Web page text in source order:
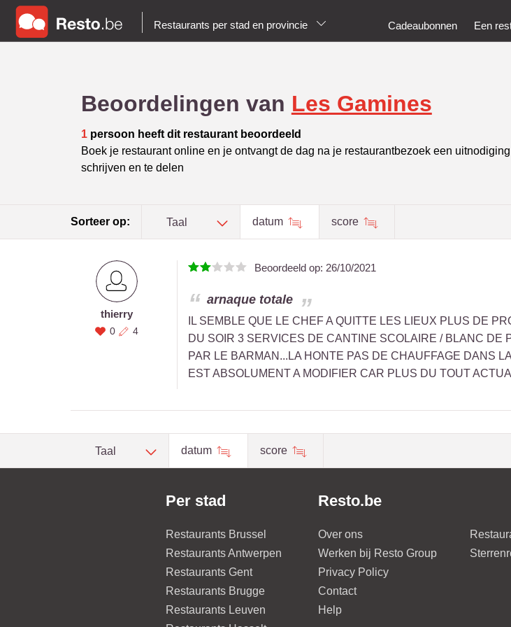
Restaurants per stad en provincie Cadeaubonnen Een
Beoordelingen van Les Gamines
1persoon heeft dit restaurant beoordeeld
Boek je restaurant online en je ontvangt de dag na je restaurantbezoek een
schrijven en te delen
Sorteer op: Taal datum score
thierry
0 4
Beoordeeld op: 26/10/2021
arnaque totale
IL SEMBLE QUE LE CHEF A QUITTE LES LIEUX PLUS DE
DU SOIR 3 SERVICES DE CANTINE SCOLAIRE / BLANC
PAR LE BARMAN...LA HONTE PAS DE CHAUFFAGE DANS
EST ABSOLUMENT A MODIFIER CAR PLUS DU TOUT
Taal datum score
Per stad
Restaurants Brussel
Restaurants Antwerpen
Restaurants Gent
Restaurants Brugge
Restaurants Leuven
Resto.be
Over ons
Werken bij Resto Group
Privacy Policy
Contact
Help